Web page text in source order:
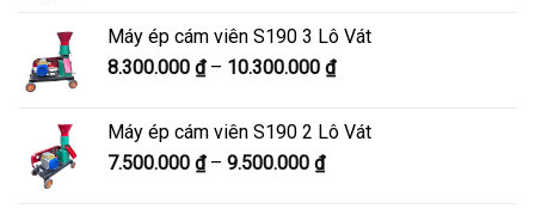
9.800.000 ₫
đến
Máy ép cám viên S190 3 Lô Vát
8.300.000 ₫ – 10.300.000 ₫Khoảng
8.300.000 ₫
Máy ép cám viên S190 2 Lô Vát
7.500.000 ₫ – 9.500.000 ₫Khoảng